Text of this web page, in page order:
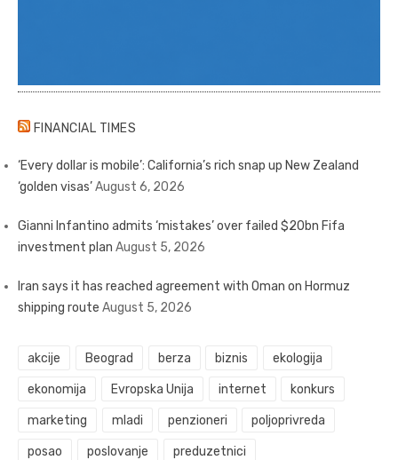
FINANCIAL TIMES
‘Every dollar is mobile’: California’s rich snap up New Zealand
‘golden visas’August 6, 2026
Gianni Infantino admits ‘mistakes’ over failed $20bn Fifa
investment plan August 5, 2026
Iran says it has reached agreement with Oman on Hormuz
shipping route August 5, 2026
akcije Beograd berza biznis ekologija
ekonomija Evropska Unija internet konkurs
marketing mladi penzioneri poljoprivreda
posao poslovanje preduzetnici